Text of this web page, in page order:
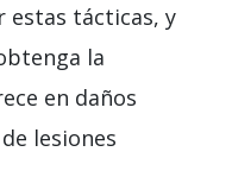
estas tácticas, y
la
en daños
lesiones